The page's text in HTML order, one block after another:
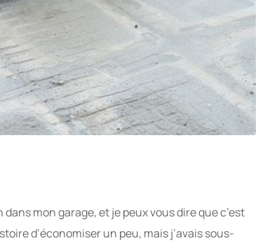
mon garage, et je peux vous dire que c’est
d’économiser un peu, mais j’avais sous-